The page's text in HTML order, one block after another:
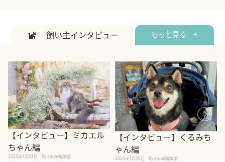
飼い主インタビュー もっと見る +
【インタビュー】ミカエル
ちゃん編
2025年1月31日 By equall編集部
【インタビュー】くるみち
ゃん編
2025年1月30日 By equall編集部